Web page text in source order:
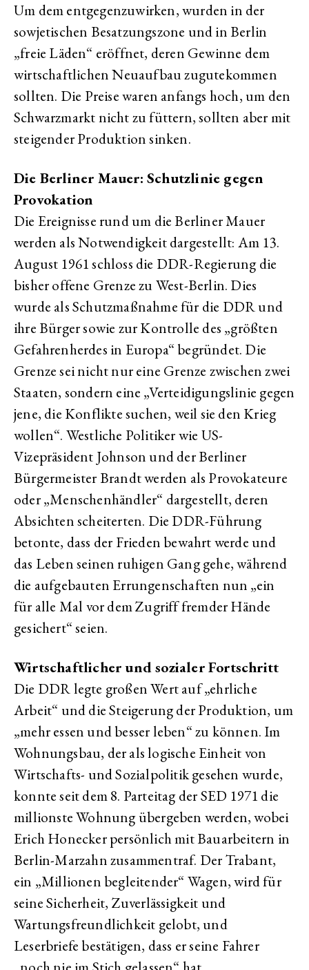
Um dem entgegenzuwirken, wurden in der
sowjetischen Besatzungszone und in Berlin
„freie Läden“ eröffnet, deren Gewinne dem
wirtschaftlichen Neuaufbau zugutekommen
sollten. Die Preise waren anfangs hoch, um den
Schwarzmarkt nicht zu füttern, sollten aber mit
steigender Produktion sinken.
Die Berliner Mauer: Schutzlinie gegen
Provokation
Die Ereignisse rund um die Berliner Mauer
werden als Notwendigkeit dargestellt: Am 13.
August 1961 schloss die DDR-Regierung die
bisher offene Grenze zu West-Berlin. Dies
wurde als Schutzmaßnahme für die DDR und
ihre Bürger sowie zur Kontrolle des „größten
Gefahrenherdes in Europa“ begründet. Die
Grenze sei nicht nur eine Grenze zwischen zwei
Staaten, sondern eine „Verteidigungslinie gegen
jene, die Konflikte suchen, weil sie den Krieg
wollen“. Westliche Politiker wie US-
Vizepräsident Johnson und der Berliner
Bürgermeister Brandt werden als Provokateure
oder „Menschenhändler“ dargestellt, deren
Absichten scheiterten. Die DDR-Führung
betonte, dass der Frieden bewahrt werde und
das Leben seinen ruhigen Gang gehe, während
die aufgebauten Errungenschaften nun „ein
für alle Mal vor dem Zugriff fremder Hände
gesichert“ seien.
Wirtschaftlicher und sozialer Fortschritt
Die DDR legte großen Wert auf „ehrliche
Arbeit“ und die Steigerung der Produktion, um
„mehr essen und besser leben“ zu können. Im
Wohnungsbau, der als logische Einheit von
Wirtschafts- und Sozialpolitik gesehen wurde,
konnte seit dem 8. Parteitag der SED 1971 die
millionste Wohnung übergeben werden, wobei
Erich Honecker persönlich mit Bauarbeitern in
Berlin-Marzahn zusammentraf. Der Trabant,
ein „Millionen begleitender“ Wagen, wird für
seine Sicherheit, Zuverlässigkeit und
Wartungsfreundlichkeit gelobt, und
Leserbriefe bestätigen, dass er seine Fahrer